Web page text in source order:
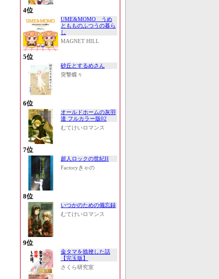
4位
UME&MOMO うめ
ともものふつうの暮ら
し
MAGNET HILL
5位
砂丘とするめさん
突撃蝶々
6位
オールドホームの灰羽
達 フルカラー版02
むてけいロマンス
7位
超人ロックの世紀II
Factoryきゃの
8位
いつかのための備忘録
むてけいロマンス
9位
金タマを捻挫した話
【完玉版】
さくら研究室